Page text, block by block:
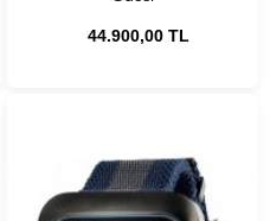
44.900,00 TL